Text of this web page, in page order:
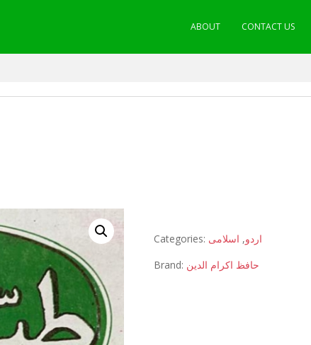
ABOUT CONTACT US
Categories: اردو, اسلامی
Brand: حافظ اکرام الدین